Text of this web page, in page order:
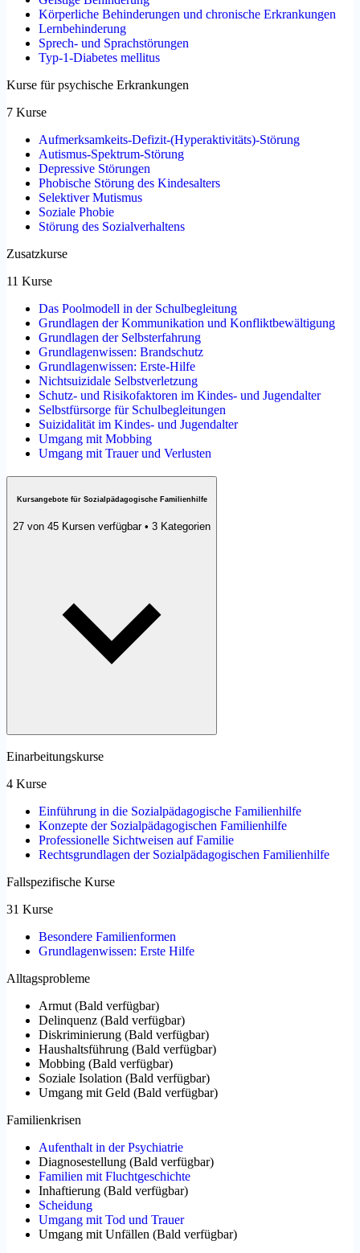
Körperliche Behinderungen und chronische Erkrankungen
Lernbehinderung
Sprech- und Sprachstörungen
Typ-1-Diabetes mellitus
Kurse für psychische Erkrankungen
7 Kurse
Aufmerksamkeits-Defizit-(Hyperaktivitäts)-Störung
Autismus-Spektrum-Störung
Depressive Störungen
Phobische Störung des Kindesalters
Selektiver Mutismus
Soziale Phobie
Störung des Sozialverhaltens
Zusatzkurse
11 Kurse
Das Poolmodell in der Schulbegleitung
Grundlagen der Kommunikation und Konfliktbewältigung
Grundlagen der Selbsterfahrung
Grundlagenwissen: Brandschutz
Grundlagenwissen: Erste-Hilfe
Nichtsuizidale Selbstverletzung
Schutz- und Risikofaktoren im Kindes- und Jugendalter
Selbstfürsorge für Schulbegleitungen
Suizidalität im Kindes- und Jugendalter
Umgang mit Mobbing
Umgang mit Trauer und Verlusten
Kursangebote für Sozialpädagogische Familienhilfe
27 von 45 Kursen verfügbar • 3 Kategorien
Einarbeitungskurse
4 Kurse
Einführung in die Sozialpädagogische Familienhilfe
Konzepte der Sozialpädagogischen Familienhilfe
Professionelle Sichtweisen auf Familie
Rechtsgrundlagen der Sozialpädagogischen Familienhilfe
Fallspezifische Kurse
31 Kurse
Besondere Familienformen
Grundlagenwissen: Erste Hilfe
Alltagsprobleme
Armut(Bald verfügbar)
Delinquenz (Bald verfügbar)
Diskriminierung (Bald verfügbar)
Haushaltsführung (Bald verfügbar)
Mobbing (Bald verfügbar)
Soziale Isolation (Bald verfügbar)
Umgang mit Geld (Bald verfügbar)
Familienkrisen
Aufenthalt in der Psychiatrie
Diagnosestellung (Bald verfügbar)
Familien mit Fluchtgeschichte
Inhaftierung (Bald verfügbar)
Scheidung
Umgang mit Tod und Trauer
Umgang mit Unfällen (Bald verfügbar)